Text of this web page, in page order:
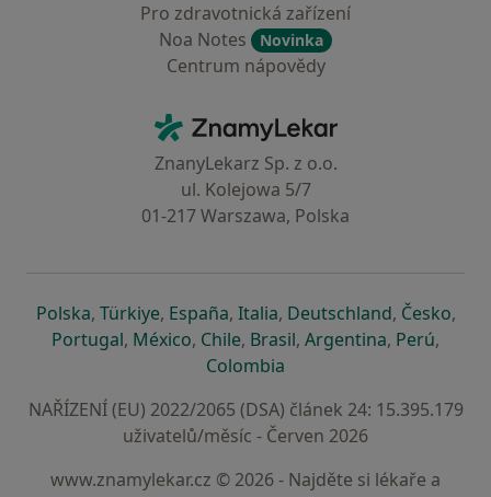
Pro zdravotnická zařízení
Noa Notes
Novinka
Centrum nápovědy
ZnamyLekar - Hlavní stránka
ZnanyLekarz Sp. z o.o.
ul. Kolejowa 5/7
01-217 Warszawa, Polska
Polskase otevře v nové záložce
, Türkiyese otevře v nové záložce
, Españase otevře v nové záložce
, Italiase otevře v nové záložce
, Deutschlandse otevře v
, Českose
,
Portugalse otevře v nové záložce
, Méxicose otevře v nové záložce
, Chilese otevře v nové záložce
, Brasilse otevře v nové
, Argentinase otevře v
, Perúse
,
Colombia
NAŘÍZENÍ (EU) 2022/2065 (DSA) článek 24: 15.395.179
uživatelů/měsíc - Červen 2026
www.znamylekar.cz © 2026 - Najděte si lékaře a